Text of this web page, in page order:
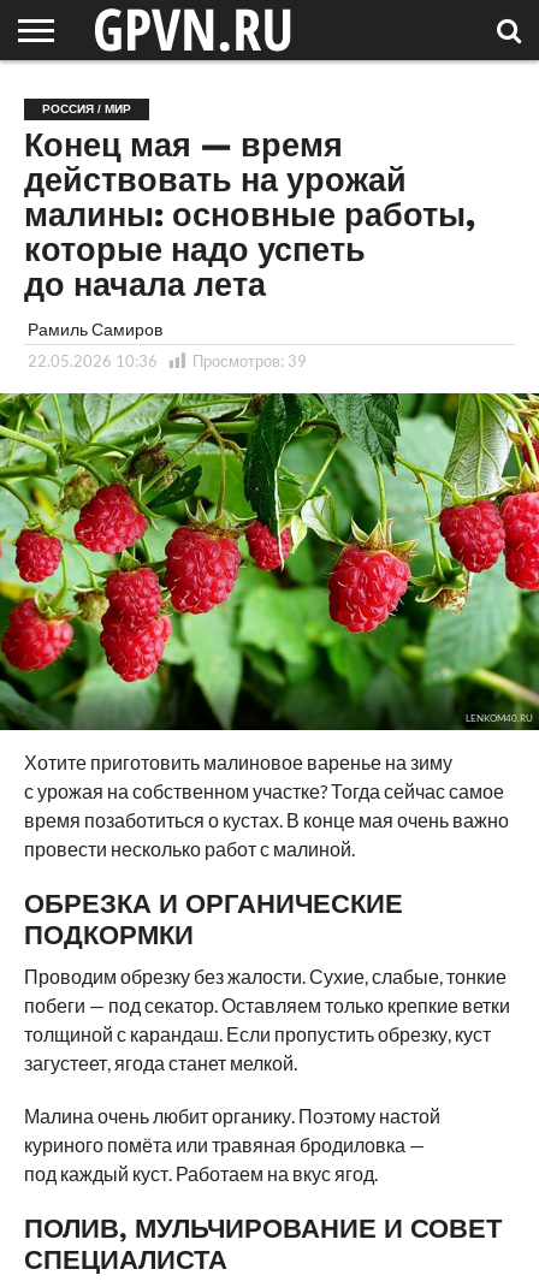
ОБЛАСТЬ
НОВОСТИ
СОСЕДЕЙ
РОССИЯ
/ МИР
СПЕЦПРОЕКТЫ
БЛОГ
СТАТЬИ
ФОТОРЕПОРТАЖИ
ИНТЕРВЬЮ
ОБЪЕКТЫ
ПОДБОРКИ
РОССИЯ / МИР
Конец мая — время
действовать на урожай
малины: основные работы,
которые надо успеть
до начала лета
Рамиль Самиров
22.05.2026 10:36 Просмотров: 39
LENKOM40.RU
Хотите приготовить малиновое варенье на зиму
с урожая на собственном участке? Тогда сейчас самое
время позаботиться о кустах. В конце мая очень важно
провести несколько работ с малиной.
ОБРЕЗКА И ОРГАНИЧЕСКИЕ
ПОДКОРМКИ
Проводим обрезку без жалости. Сухие, слабые, тонкие
побеги — под секатор. Оставляем только крепкие ветки
толщиной с карандаш. Если пропустить обрезку, куст
загустеет, ягода станет мелкой.
Малина очень любит органику. Поэтому настой
куриного помёта или травяная бродиловка —
под каждый куст. Работаем на вкус ягод.
ПОЛИВ, МУЛЬЧИРОВАНИЕ И СОВЕТ
СПЕЦИАЛИСТА